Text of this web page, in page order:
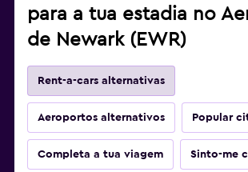
para a tua estadia no
de Newark (EWR)
Rent-a-cars alternativas
Aeroportos alternativos Popular
Completa a tua viagem Sinto-me